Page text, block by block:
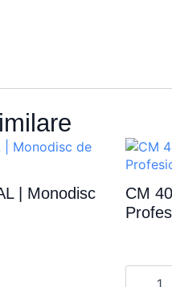
| Monodisc
CM